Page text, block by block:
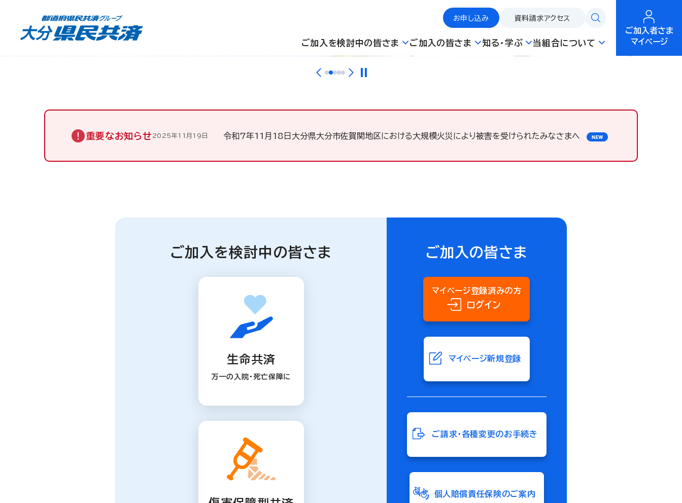
お申し込み 資料請求アクセス
ご加入を検討中の皆さま ご加入の皆さま 知る・学ぶ 当組合について
ご加入者さま
マイページ
重要なお知らせ 2025年11月19日 令和7年11月18日大分県大分市佐賀関地区における大規模火災により被害を受けられたみなさまへ
ご加入を検討中の皆さま
生命共済
万一の入院・死亡保障に
ご加入の皆さま
マイページ登録済みの方
ログイン
マイページ新規登録
ご請求・各種変更のお手続き
個人賠償責任保険のご案内